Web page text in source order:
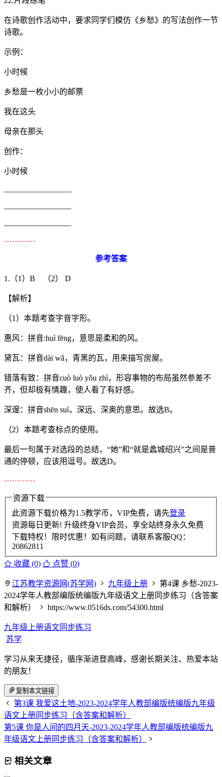
在诗歌创作活动中，要求同学们模仿《乡愁》的写法创作一节
诗歌。
示例：
小时候
乡愁是一枚小小的邮票
我在这头
母亲在那头
创作：
小时候
…………
参考答案
1.（1）B （2） D
【解析】
（1）本题考查字音字形。
惠风：拼音:huì fēng，意思是柔和的风。
黛瓦：拼音dài wǎ，青黑的瓦，用来描写房屋。
错落有致：拼音cuò luò yǒu zhì，形容事物的布局虽然参差不
齐，但却极有情趣，使人看了有好感。
深邃：拼音shēn suì，深远、深奥的意思。故选B。
（2）本题考查标点的使用。
最后一句属于对选段的总结，“她”和“就是蠡城绍兴”之间是普
通的停顿，应该用逗号。故选D。
…………
资源下载
此资源下载价格为1.5教学币，VIP免费，请先登录
资源每日更新! 升级终身VIP会员，享全站终身永久免费
下载特权！限时优惠！如有问题，请联系客服QQ：
20862811
收藏 (0) 点赞 (0)
江苏教学资源网(苏学网) 九年级上册
第4课 乡愁-2023-
2024学年人教部编版统编版九年级语文上册同步练习（含答案
和解析）
https://www.0516ds.com/54300.html
九年级上册语文同步练习
苏学
学习从来无捷径，循序渐进登高峰，感谢长期关注、热爱本站
的朋友！
复制本文链接
第3课 我爱这土地-2023-2024学年人教部编版统编版九年级
语文上册同步练习（含答案和解析）
第5课 你是人间的四月天-2023-2024学年人教部编版统编版九
年级语文上册同步练习（含答案和解析）
相关文章